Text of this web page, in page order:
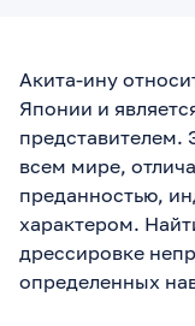
Акита-ину
Японии и
представителем.
всем мире,
преданностью,
характером.
дрессировке
определенных